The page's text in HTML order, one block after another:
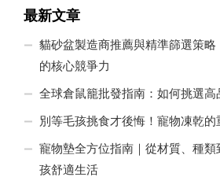
最新文章
貓砂盆製造商推薦與精準篩選策
的核心競爭力
全球倉鼠籠批發指南：如何挑選高
別等毛孩挑食才後悔！寵物凍乾
寵物墊全方位指南｜從材質、種
孩舒適生活